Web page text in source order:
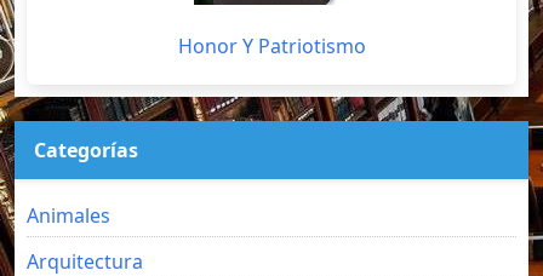
Honor Y Patriotismo
Categorías
Animales
Arquitectura